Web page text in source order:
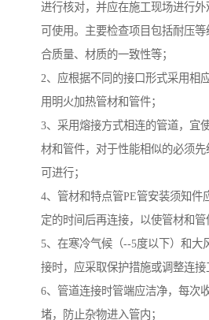
进行核对，并应在施工现场进行
可使用。主要检查项目包括耐压
合质量、材质的一致性等；
2、应根据不同的接口形式采用相
用明火加热管材和管件；
3、采用熔接方式相连的管道，宜
材和管件，对于性能相似的必须
可进行；
4、管材和特点管PE管安装须知件
定的时间后再连接，以使管材和管
5、在寒冷气候（--5度以下）和大
接时，应采取保护措施或调整连接
6、管道连接时管端应洁净，每次
堵，防止杂物进入管内；